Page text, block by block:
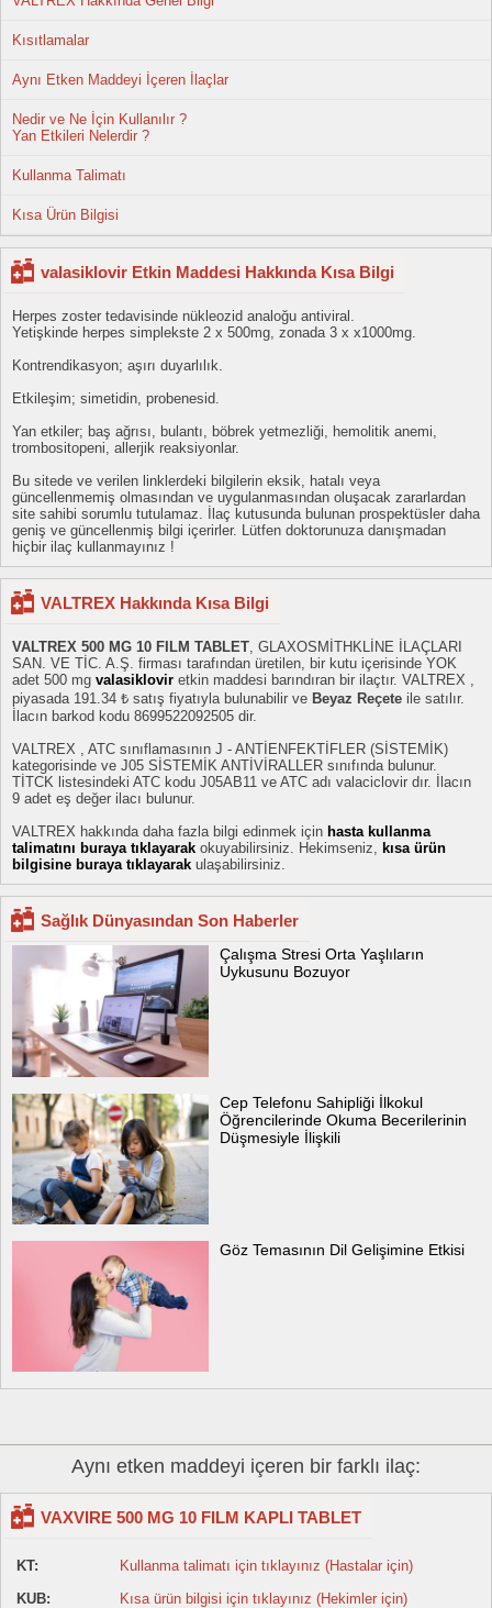
Kısıtlamalar
Aynı Etken Maddeyi İçeren İlaçlar
Nedir ve Ne İçin Kullanılır ?
Yan Etkileri Nelerdir ?
Kullanma Talimatı
Kısa Ürün Bilgisi
valasiklovir Etkin Maddesi Hakkında Kısa Bilgi
Herpes zoster tedavisinde nükleozid analoğu antiviral.
Yetişkinde herpes simplekste 2 x 500mg, zonada 3 x x1000mg.
Kontrendikasyon; aşırı duyarlılık.
Etkileşim; simetidin, probenesid.
Yan etkiler; baş ağrısı, bulantı, böbrek yetmezliği, hemolitik anemi,
trombositopeni, allerjik reaksiyonlar.
Bu sitede ve verilen linklerdeki bilgilerin eksik, hatalı veya
güncellenmemiş olmasından ve uygulanmasından oluşacak zararlardan
site sahibi sorumlu tutulamaz. İlaç kutusunda bulunan prospektüsler daha
geniş ve güncellenmiş bilgi içerirler. Lütfen doktorunuza danışmadan
hiçbir ilaç kullanmayınız !
VALTREX Hakkında Kısa Bilgi
VALTREX 500 MG 10 FILM TABLET, GLAXOSMİTHKLİNE İLAÇLARI
SAN. VE TİC. A.Ş. firması tarafından üretilen, bir kutu içerisinde YOK
adet 500 mg valasiklovir etkin maddesi barındıran bir ilaçtır. VALTREX ,
piyasada 191.34 ₺ satış fiyatıyla bulunabilir ve Beyaz Reçete ile satılır.
İlacın barkod kodu 8699522092505 dir.
VALTREX , ATC sınıflamasının J - ANTİENFEKTİFLER (SİSTEMİK)
kategorisinde ve J05 SİSTEMİK ANTİVİRALLER sınıfında bulunur.
TİTCK listesindeki ATC kodu J05AB11 ve ATC adı valaciclovir dır. İlacın
9 adet eş değer ilacı bulunur.
VALTREX hakkında daha fazla bilgi edinmek için hasta kullanma
talimatını buraya tıklayarak okuyabilirsiniz. Hekimseniz, kısa ürün
bilgisine buraya tıklayarak ulaşabilirsiniz.
Sağlık Dünyasından Son Haberler
Çalışma Stresi Orta Yaşlıların
Uykusunu Bozuyor
Cep Telefonu Sahipliği İlkokul
Öğrencilerinde Okuma Becerilerinin
Düşmesiyle İlişkili
Göz Temasının Dil Gelişimine Etkisi
Aynı etken maddeyi içeren bir farklı ilaç:
VAXVIRE 500 MG 10 FILM KAPLI TABLET
KT:
Kullanma talimatı için tıklayınız (Hastalar için)
KUB:
Kısa ürün bilgisi için tıklayınız (Hekimler için)